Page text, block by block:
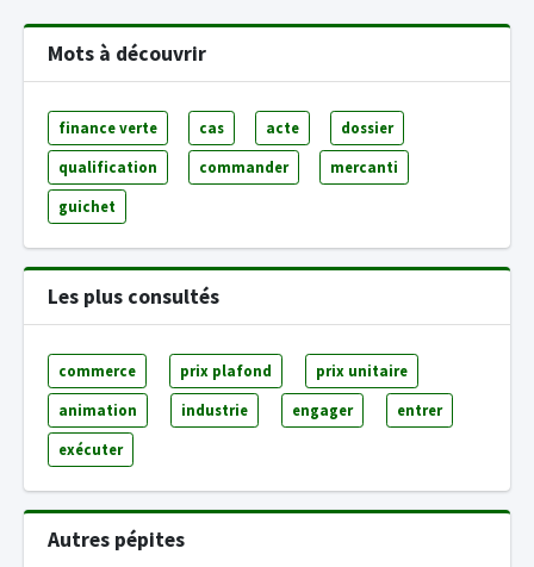
Mots à découvrir
finance verte cas acte dossier
qualification commander mercanti
guichet
Les plus consultés
commerce prix plafond prix unitaire
animation industrie engager entrer
exécuter
Autres pépites